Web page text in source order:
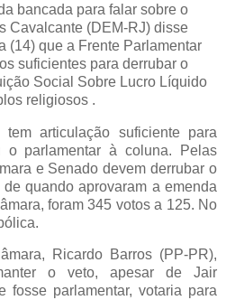
bancada para falar sobre o
Cavalcante (DEM-RJ) disse
(14) que a Frente Parlamentar
suficientes para derrubar o
Social Sobre Lucro Líquido
religiosos .
tem articulação suficiente para
o parlamentar à coluna. Pelas
e Senado devem derrubar o
quando aprovaram a emenda
foram 345 votos a 125. No
Ricardo Barros (PP-PR),
o veto, apesar de Jair
fosse parlamentar, votaria para